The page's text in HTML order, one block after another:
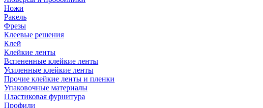
Ножи
Ракель
Фрезы
Клеевые решения
Клей
Клейкие ленты
Вспененные клейкие ленты
Усиленные клейкие ленты
Прочие клейкие ленты и пленки
Упаковочные материалы
Пластиковая фурнитура
Профили